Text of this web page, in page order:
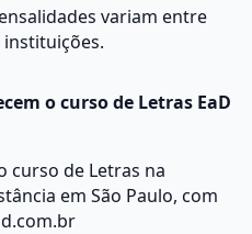
variam entre
instituições.
o curso de Letras EaD
curso de Letras na
em São Paulo, com